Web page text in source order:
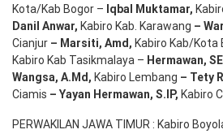
Kota/Kab Bogor – Iqbal Muktamar,
Danil Anwar, Kabiro Kab. Karawang –
Cianjur – Marsiti, Amd, Kabiro Kab/Kota
Kabiro Kab Tasikmalaya – Hermawan,
Wangsa, A.Md, Kabiro Lembang – Tety
Ciamis – Yayan Hermawan, S.IP, Kabiro
PERWAKILAN JAWA TIMUR : Kabiro